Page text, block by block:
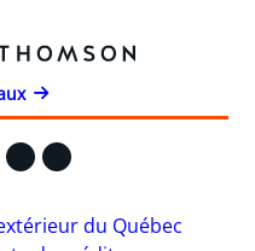
Instagram
YouTube
du Québec